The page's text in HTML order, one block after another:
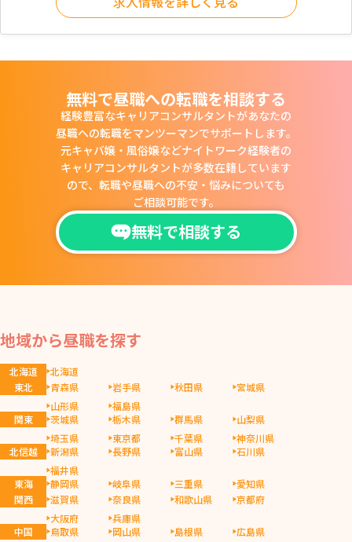
無料で昼職への転職を相談する
経験豊富なキャリアコンサルタントがあなたの
昼職への転職をマンツーマンでサポートします。
元キャバ嬢・風俗嬢などナイトワーク経験者の
キャリアコンサルタントが多数在籍しています
ので、 転職や昼職への不安・悩みについても
ご相談可能です。
無料で相談する
地域から昼職を探す
北海道
北海道
東北
青森県 岩手県 秋田県
宮城県
山形県
福島県
関東
茨城県 栃木県 群馬県
山梨県
埼玉県
東京都 千葉県
神奈川県
北信越
新潟県 長野県 富山県
石川県
福井県
東海
静岡県 岐阜県 三重県
愛知県
関西
滋賀県 奈良県 和歌山県
京都府
大阪府
兵庫県
中国
鳥取県 岡山県 島根県
広島県